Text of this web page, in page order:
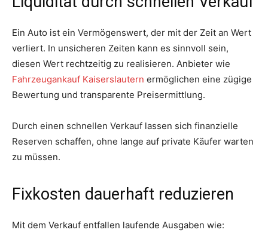
Ein Auto ist ein Vermögenswert, der mit der Zeit an Wert
verliert. In unsicheren Zeiten kann es sinnvoll sein,
diesen Wert rechtzeitig zu realisieren. Anbieter wie
Fahrzeugankauf Kaiserslautern ermöglichen eine zügige
Bewertung und transparente Preisermittlung.
Durch einen schnellen Verkauf lassen sich finanzielle
Reserven schaffen, ohne lange auf private Käufer warten
zu müssen.
Fixkosten dauerhaft reduzieren
Mit dem Verkauf entfallen laufende Ausgaben wie: